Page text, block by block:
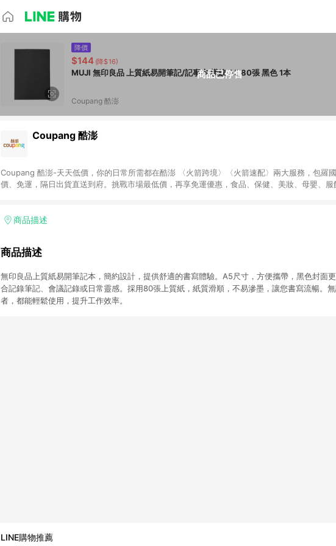
商品已停售
降價
$144 (降$16)
MUJI 無印良品 上質紙易開筆記/記事本 橫線 A5 80張 黑色 1本
Coupang 酷澎
Coupang 酷澎
Coupang 酷澎-天天低價，你的日常所需都在酷澎 〈火箭跨境〉〈火箭速配〉兩大服務，包羅
價、免運，隔日出貨直送到府。挑戰市場最低價，再享免運優惠，食品、保健、美妝、母嬰、服
商品描述
商品描述
無印良品上質紙易開筆記本，簡約設計，提供舒適的書寫體驗。A5尺寸，方便攜帶，黑色封面
合記錄筆記、會議記錄或日常靈感。採用80張上質紙，紙質滑順，不易滲墨，讓您書寫流暢。
者，都能輕鬆使用，提升工作效率。
LINE購物推薦